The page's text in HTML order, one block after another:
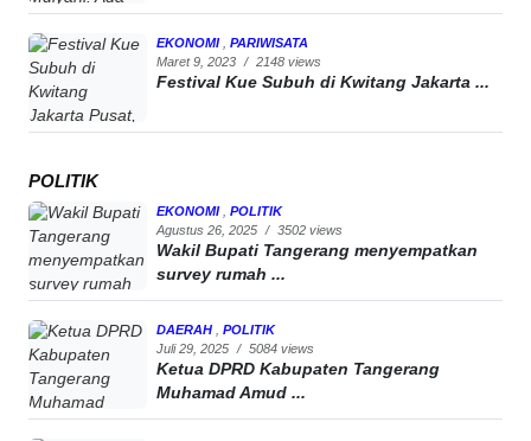
EKONOMI
PARIWISATA
Maret 9, 2023 / 2148 views
Festival Kue Subuh di Kwitang Jakarta ...
POLITIK
EKONOMI
POLITIK
Agustus 26, 2025 / 3502 views
Wakil Bupati Tangerang menyempatkan
survey rumah ...
DAERAH
POLITIK
Juli 29, 2025 / 5084 views
Ketua DPRD Kabupaten Tangerang
Muhamad Amud ...